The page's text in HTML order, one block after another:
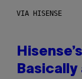
VIA HISENSE